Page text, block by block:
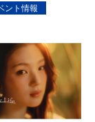
ント情報